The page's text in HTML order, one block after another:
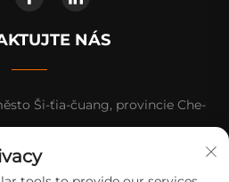
NÁS
Ši-ťia-čuang, provincie Che-